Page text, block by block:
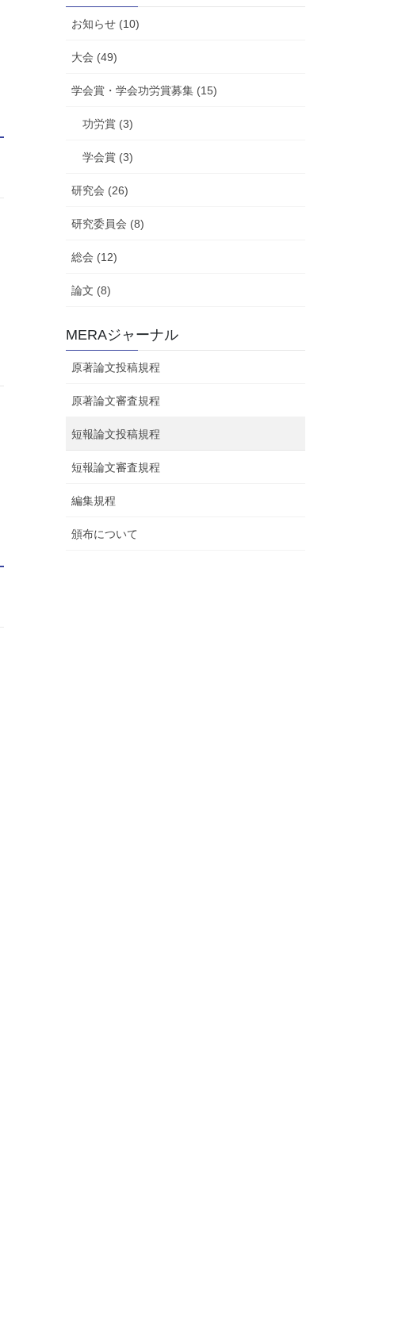
お知らせ (10)
大会 (49)
学会賞・学会功労賞募集 (15)
功労賞 (3)
学会賞 (3)
研究会 (26)
研究委員会 (8)
総会 (12)
論文 (8)
MERAジャーナル
原著論文投稿規程
原著論文審査規程
短報論文投稿規程
短報論文審査規程
編集規程
頒布について